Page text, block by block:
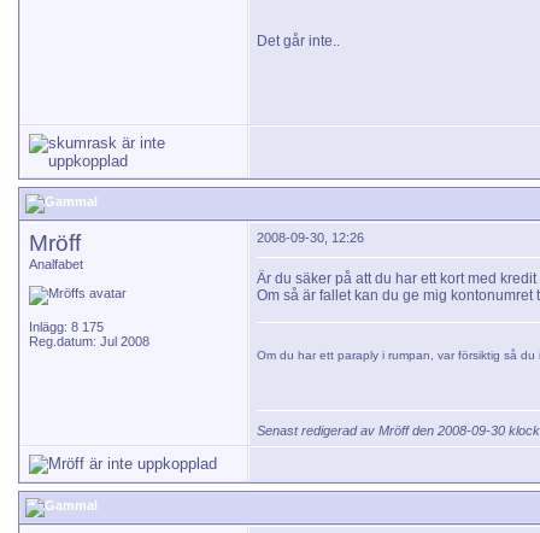
Det går inte..
Mröff
Analfabet
Inlägg: 8 175
Reg.datum: Jul 2008
2008-09-30, 12:26
Är du säker på att du har ett kort med kredit
Om så är fallet kan du ge mig
Om du har ett paraply i rumpan, var försiktig så
Senast redigerad av Mröff den 2008-09-30